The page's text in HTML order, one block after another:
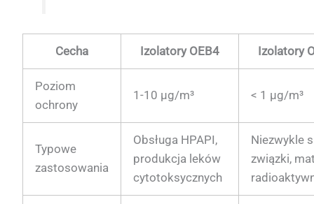
Cecha Izolatory OEB4 Izolatory
Poziom
ochrony
1-10 µg/m³ < 1 µg/m³
Typowe
zastosowania
Obsługa HPAPI,
produkcja leków
cytotoksycznych
Niezwykle
związki,